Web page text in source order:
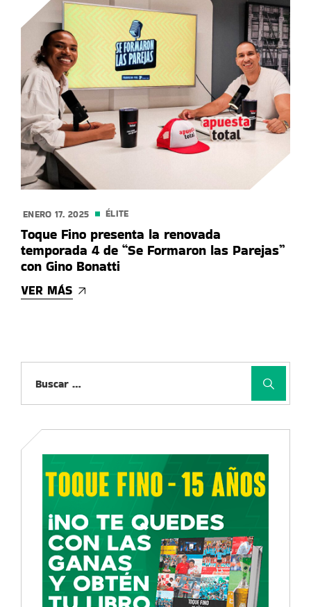
ENERO 17. 2025 ÉLITE
Toque Fino presenta la renovada
temporada 4 de “Se Formaron las Parejas”
con Gino Bonatti
VER MÁS